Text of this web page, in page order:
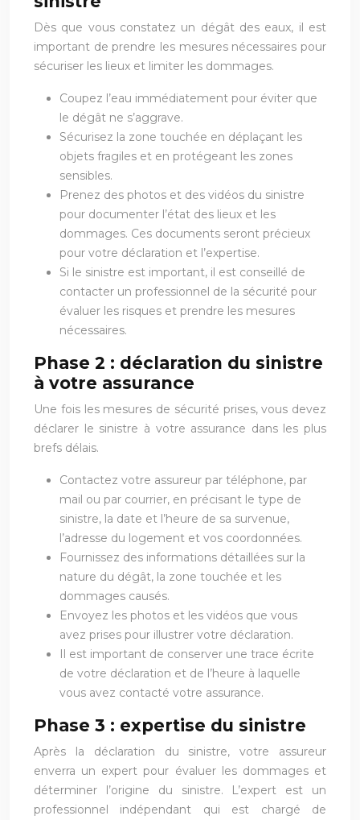
Dès que vous constatez un dégât des eaux, il est
important de prendre les mesures nécessaires pour
sécuriser les lieux et limiter les dommages.
Coupez l’eau immédiatement pour éviter que
le dégât ne s’aggrave.
Sécurisez la zone touchée en déplaçant les
objets fragiles et en protégeant les zones
sensibles.
Prenez des photos et des vidéos du sinistre
pour documenter l’état des lieux et les
dommages. Ces documents seront précieux
pour votre déclaration et l’expertise.
Si le sinistre est important, il est conseillé de
contacter un professionnel de la sécurité pour
évaluer les risques et prendre les mesures
nécessaires.
Phase 2 : déclaration du sinistre
à votre assurance
Une fois les mesures de sécurité prises, vous devez
déclarer le sinistre à votre assurance dans les plus
brefs délais.
Contactez votre assureur par téléphone, par
mail ou par courrier, en précisant le type de
sinistre, la date et l’heure de sa survenue,
l’adresse du logement et vos coordonnées.
Fournissez des informations détaillées sur la
nature du dégât, la zone touchée et les
dommages causés.
Envoyez les photos et les vidéos que vous
avez prises pour illustrer votre déclaration.
Il est important de conserver une trace écrite
de votre déclaration et de l’heure à laquelle
vous avez contacté votre assurance.
Phase 3 : expertise du sinistre
Après la déclaration du sinistre, votre assureur
enverra un expert pour évaluer les dommages et
déterminer l’origine du sinistre. L’expert est un
professionnel indépendant qui est chargé de